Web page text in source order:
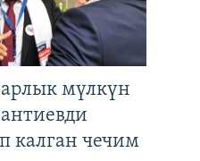
мүлкүн
калган чечим